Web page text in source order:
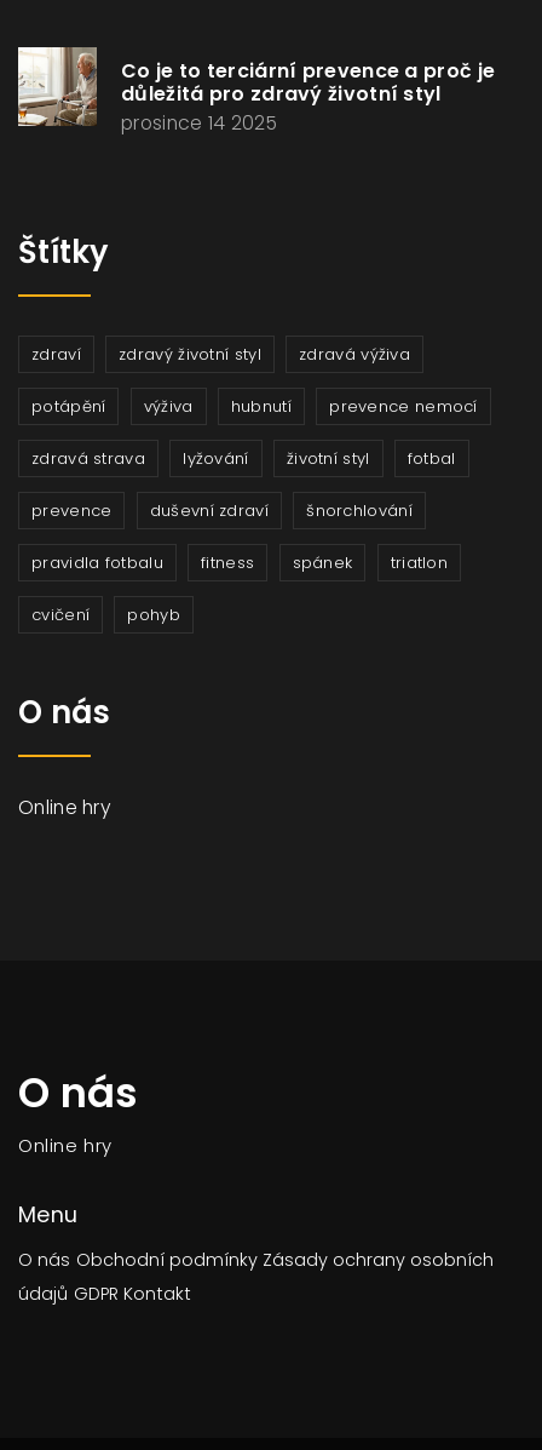
Co je to terciární prevence a proč je
důležitá pro zdravý životní styl
prosince 14 2025
Štítky
zdraví zdravý životní styl zdravá výživa
potápění výživa hubnutí prevence nemocí
zdravá strava lyžování životní styl fotbal
prevence duševní zdraví šnorchlování
pravidla fotbalu fitness spánek triatlon
cvičení pohyb
O nás
Online hry
O nás
Online hry
Menu
O nás Obchodní podmínky Zásady ochrany osobních
údajů GDPR Kontakt